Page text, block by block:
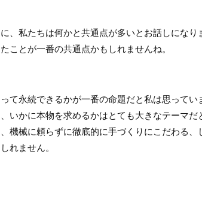
、私たちは何かと共通点が多いとお話しにな
ことが一番の共通点かもしれませんね。
て永続できるかが一番の命題だと私は思って
いかに本物を求めるかはとても大きなテーマ
機械に頼らずに徹底的に手づくりにこだわる
れません。